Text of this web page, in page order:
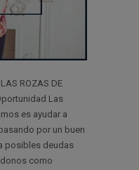
ROZAS DE
Las
es ayudar a
por un buen
posibles deudas
como